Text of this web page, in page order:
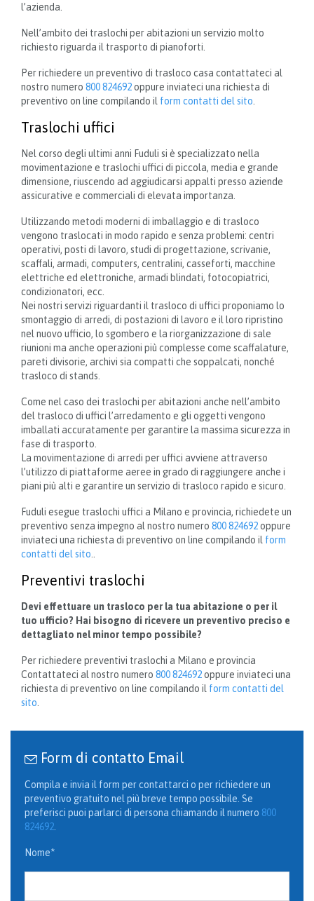
l’azienda.
Nell’ambito dei traslochi per abitazioni un servizio molto
richiesto riguarda il trasporto di pianoforti.
Per richiedere un preventivo di trasloco casa contattateci al
nostro numero 800 824692oppure inviateci una richiesta di
preventivo on line compilando il form contatti del sito
Traslochi uffici
Nel corso degli ultimi anni Fuduli si è specializzato nella
movimentazione e traslochi uffici di piccola, media e grande
dimensione, riuscendo ad aggiudicarsi appalti presso aziende
assicurative e commerciali di elevata importanza.
Utilizzando metodi moderni di imballaggio e di trasloco
vengono traslocati in modo rapido e senza problemi: centri
operativi, posti di lavoro, studi di progettazione, scrivanie,
scaffali, armadi, computers, centralini, casseforti, macchine
elettriche ed elettroniche, armadi blindati, fotocopiatrici,
condizionatori, ecc.
Nei nostri servizi riguardanti il trasloco di uffici proponiamo lo
smontaggio di arredi, di postazioni di lavoro e il loro ripristino
nel nuovo ufficio, lo sgombero e la riorganizzazione di sale
riunioni ma anche operazioni più complesse come scaffalature,
pareti divisorie, archivi sia compatti che soppalcati, nonché
trasloco di stands.
Come nel caso dei traslochi per abitazioni anche nell’ambito
del trasloco di uffici l’arredamento e gli oggetti vengono
imballati accuratamente per garantire la massima sicurezza in
fase di trasporto.
La movimentazione di arredi per uffici avviene attraverso
l’utilizzo di piattaforme aeree in grado di raggiungere anche i
piani più alti e garantire un servizio di trasloco rapido e sicuro.
Fuduli esegue traslochi uffici a Milano e provincia, richiedete un
preventivo senza impegno al nostro numero 800 824692oppure
inviateci una richiesta di preventivo on line compilando il form
contatti del sito
Preventivi traslochi
Devi effettuare un trasloco per la tua abitazione o per il
tuo ufficio? Hai bisogno di ricevere un preventivo preciso e
dettagliato nel minor tempo possibile?
Per richiedere preventivi traslochi a Milano e provincia
Contattateci al nostro numero 800 824692oppure inviateci una
richiesta di preventivo on line compilando il form contatti del
sito.
 Form di contatto Email
Compila e invia il form per contattarci o per richiedere un
preventivo gratuito nel più breve tempo possibile. Se
preferisci puoi parlarci di persona chiamando il numero 800
824692
Nome*